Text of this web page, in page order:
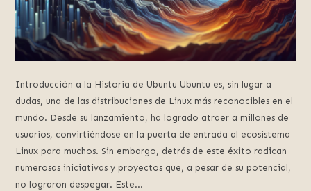
Introducción a la Historia de Ubuntu Ubuntu es, sin lugar a
dudas, una de las distribuciones de Linux más reconocibles en el
mundo. Desde su lanzamiento, ha logrado atraer a millones de
usuarios, convirtiéndose en la puerta de entrada al ecosistema
Linux para muchos. Sin embargo, detrás de este éxito radican
numerosas iniciativas y proyectos que, a pesar de su potencial,
no lograron despegar. Este...